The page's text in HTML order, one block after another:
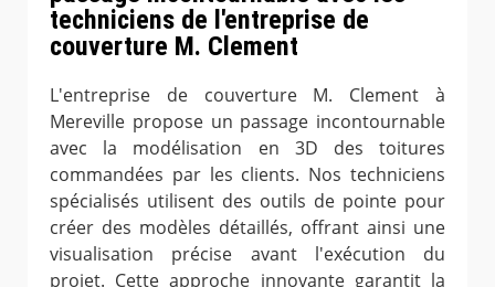
techniciens de l'entreprise de
couverture M. Clement
L'entreprise de couverture M. Clement à
Mereville propose un passage incontournable
avec la modélisation en 3D des toitures
commandées par les clients. Nos techniciens
spécialisés utilisent des outils de pointe pour
créer des modèles détaillés, offrant ainsi une
visualisation précise avant l'exécution du
projet. Cette approche innovante garantit la